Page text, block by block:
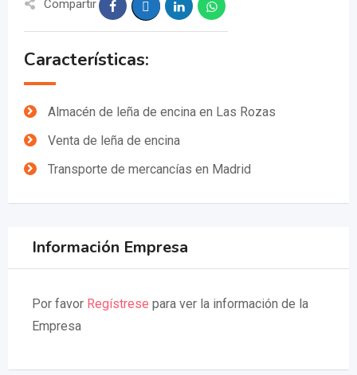
Compartir
Características:
Almacén de leña de encina en Las Rozas
Venta de leña de encina
Transporte de mercancías en Madrid
Información Empresa
Por favor Regístrese para ver la información de la
Empresa